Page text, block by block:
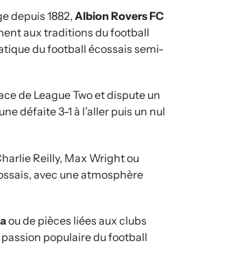
depuis 1882, Albion Rovers FC
aux traditions du football
du football écossais semi-
de League Two et dispute un
défaite 3-1 à l’aller puis un nul
Reilly, Max Wright ou
avec une atmosphère
ou de pièces liées aux clubs
populaire du football